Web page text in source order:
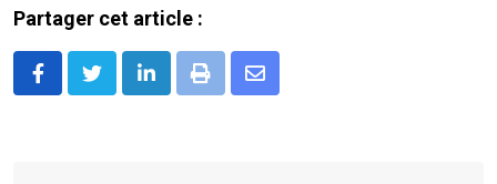
Partager cet article :
LinkedInPrint
Share